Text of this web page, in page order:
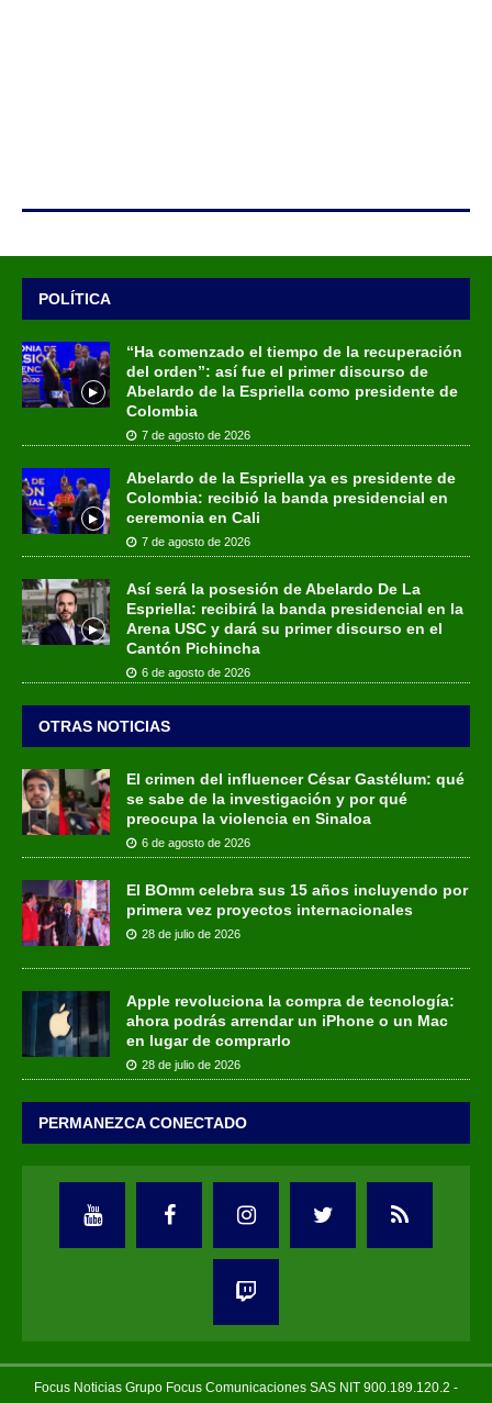
POLÍTICA
“Ha comenzado el tiempo de la recuperación
del orden”: así fue el primer discurso de
Abelardo de la Espriella como presidente de
Colombia
7 de agosto de 2026
Abelardo de la Espriella ya es presidente de
Colombia: recibió la banda presidencial en
ceremonia en Cali
7 de agosto de 2026
Así será la posesión de Abelardo De La
Espriella: recibirá la banda presidencial en la
Arena USC y dará su primer discurso en el
Cantón Pichincha
6 de agosto de 2026
OTRAS NOTICIAS
El crimen del influencer César Gastélum: qué
se sabe de la investigación y por qué
preocupa la violencia en Sinaloa
6 de agosto de 2026
El BOmm celebra sus 15 años incluyendo por
primera vez proyectos internacionales
28 de julio de 2026
Apple revoluciona la compra de tecnología:
ahora podrás arrendar un iPhone o un Mac
en lugar de comprarlo
28 de julio de 2026
PERMANEZCA CONECTADO
Focus Noticias Grupo Focus Comunicaciones SAS NIT 900.189.120.2 -